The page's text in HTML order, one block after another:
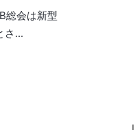
会は新型
さ...